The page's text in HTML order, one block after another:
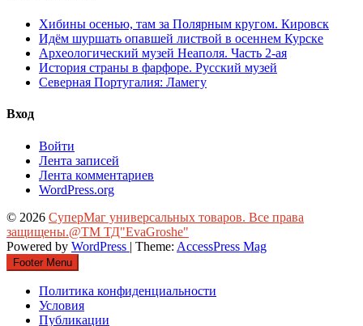
Хибины осенью, там за Полярным кругом. Кировск
Идём шуршать опавшей листвой в осеннем Курске
Археологический музей Неаполя. Часть 2-ая
История страны в фарфоре. Русский музей
Северная Португалия: Ламегу
Вход
Войти
Лента записей
Лента комментариев
WordPress.org
© 2026 СуперМаг универсальных товаров. Все права
защищены.@ТМ ТД"EvaGroshe"
Powered by WordPress | Theme: AccessPress Mag
Footer Menu
Политика конфиденциальности
Условия
Публикации